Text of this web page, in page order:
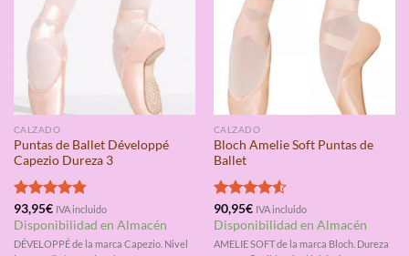
CALZADO
Puntas de Ballet Développé
Capezio Dureza 3
Valorado
con4.75
de 5
93,95€ IVA incluido
Disponibilidad en Almacén
DÉVELOPPÉ de la marca Capezio. Nivel
CALZADO
Bloch Amelie Soft Puntas de
Ballet
Valorado
con4.50
de 5
90,95€ IVA incluido
Disponibilidad en Almacén
AMELIE SOFT de la marca Bloch. Dureza